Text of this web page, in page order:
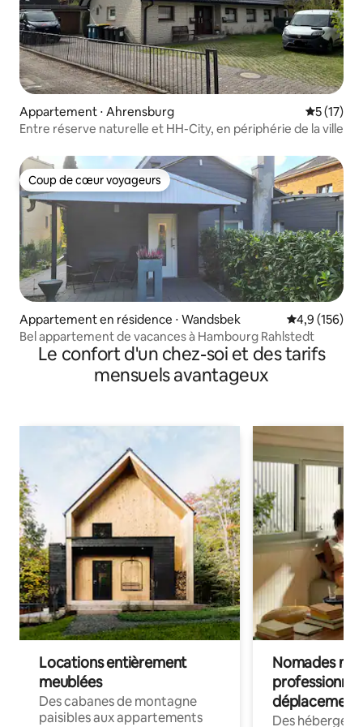
Appartement ⋅ Ahrensburg
5 (17)
Entre réserve naturelle et HH-City, en périphérie de la ville
Coup de cœur voyageurs
Coup de cœur voyageurs
Appartement en résidence ⋅ Wandsbek Évaluation
4,9 (156)
Bel appartement de vacances à Hambourg Rahlstedt
Le confort d'un chez-soi et des tarifs
mensuels avantageux
Locations entièrement
meublées
Des cabanes de montagne
paisibles aux appartements
Nomades
déplacement
Des